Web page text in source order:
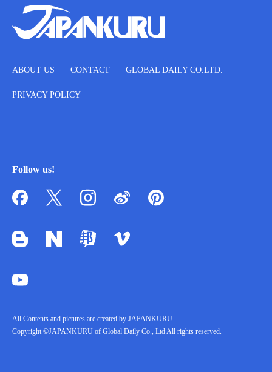
ABOUT US CONTACT GLOBAL DAILY CO.LTD.
PRIVACY POLICY
Follow us!
All Contents and pictures are created by JAPANKURU
Copyright ©JAPANKURU of Global Daily Co., Ltd All rights reserved.